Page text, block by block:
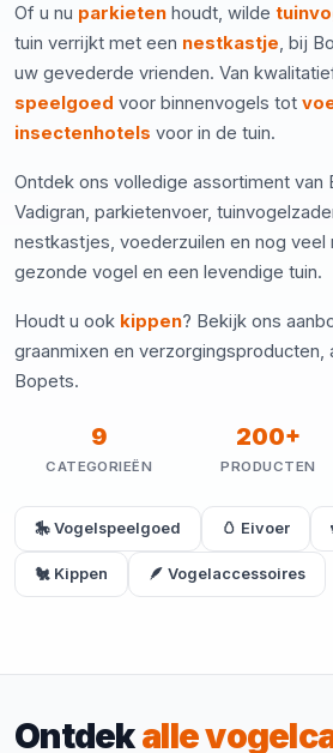
Of u nu parkieten houdt, wilde
tuin verrijkt met een nestkastje, bij
uw gevederde vrienden. Van
speelgoed voor binnenvogels tot
insectenhotels voor in de tuin.
Ontdek ons volledige assortiment van
Vadigran, parkietenvoer,
nestkastjes, voederzuilen en nog veel
gezonde vogel en een levendige tuin.
Houdt u ook kippen? Bekijk ons
graanmixen en verzorgingsproducten,
Bopets.
9
CATEGORIEËN
200+
PRODUCTEN
🎠 Vogelspeelgoed 🥚 Eivoer
🐔 Kippen 🪶 Vogelaccessoires
Ontdekalle